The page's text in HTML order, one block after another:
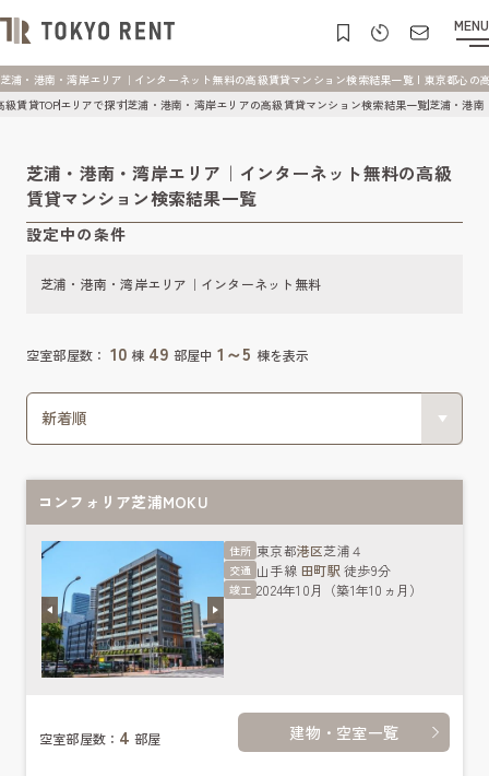
MENU
芝浦・港南・湾岸エリア｜インターネット無料の高級賃貸マンション検索結果一覧 | 東京都心の
級賃貸TOPエリアで探す芝浦・港南・湾岸エリアの高級賃貸マンション検索結果一覧芝浦・港南
芝浦・港南・湾岸エリア｜インターネット無料の高級
賃貸マンション検索結果一覧
設定中の条件
空室部屋数： 10 棟 49 部屋中 1～5 棟を表示
芝浦・港南・湾岸エリア｜インターネット無料
コンフォリア芝浦MOKU
住所 東京都港区芝浦４
交通 山手線 田町駅 徒歩9分
竣工 2024年10月（築1年10ヵ月）
空室部屋数： 4 部屋 建物・空室一覧